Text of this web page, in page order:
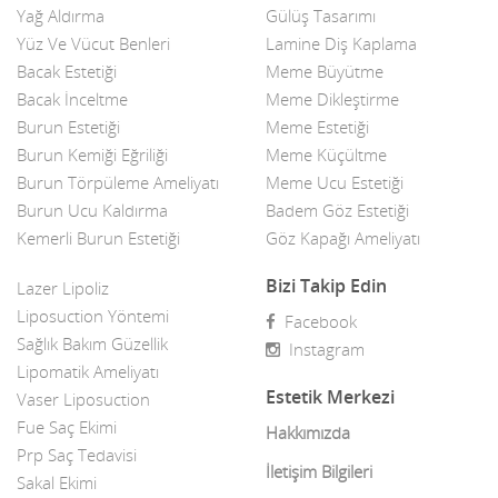
Çene Estetiği
Çene ve Diş Cerrahisi
Çene ve Eklem Cerrahisi
Cilt bakımı
Cilt Sıkılaştırma
Diş Estetigi fiyatları
Diş Tedavileri
Doktorlar
Yağ Aldırma
Yüz Ve Vücut Benleri
Bacak Estetiği
Bacak İnceltme
Burun Estetiği
Burun Kemiği Eğriliği
Burun Törpüleme Ameliyatı
Burun Ucu Kaldırma
Kemerli Burun Estetiği
Gülüş Tasarımı
Lamine Diş Kaplama
Meme Büyütme
Meme Dikleştirme
Meme Estetiği
Meme Küçültme
Meme Ucu Estetiği
Badem Göz Estetiği
Göz Kapağı Ameliyatı
Lazer Lipoliz
Liposuction Yöntemi
Sağlık Bakım Güzellik
Lipomatik Ameliyatı
Vaser Liposuction
Fue Saç Ekimi
Prp Saç Tedavisi
Sakal Ekimi
Bizi Takip Edin
Facebook
Instagram
Estetik Merkezi
Hakkımızda
İletişim Bilgileri